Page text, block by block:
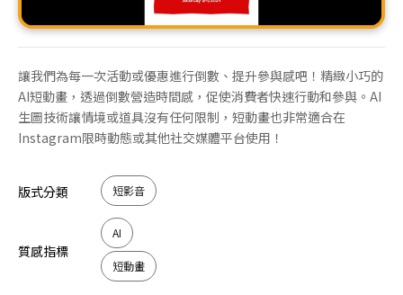
讓我們為每一次活動或優惠進行倒數、提升參與感吧！精緻小巧的
AI短動畫，透過倒數營造時間感，促使消費者快速行動和參與。AI
生圖技術讓情境或道具沒有任何限制，短動畫也非常適合在
Instagram限時動態或其他社交媒體平台使用！
版式分類 短影音
質感指標
AI
短動畫